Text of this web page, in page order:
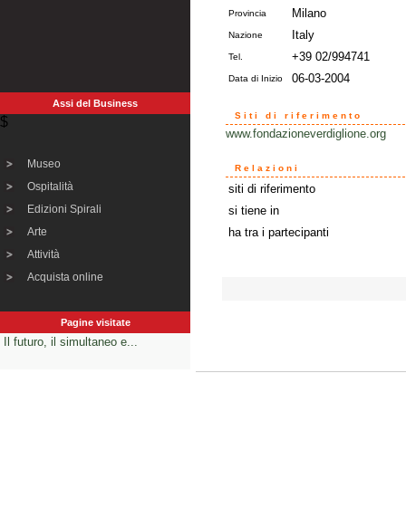
Assi del Business
$
Museo
Ospitalità
Edizioni Spirali
Arte
Attività
Acquista online
Pagine visitate
Il futuro, il simultaneo e...
Provincia Milano
Nazione Italy
Tel. +39 02/994741
Data di Inizio 06-03-2004
Siti di riferimento
www.fondazioneverdiglione.org
Relazioni
siti di riferimento
si tiene in
ha tra i partecipanti